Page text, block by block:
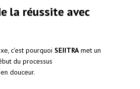
la réussite avec
c’est pourquoi SEIITRAmet un
du processus
douceur.